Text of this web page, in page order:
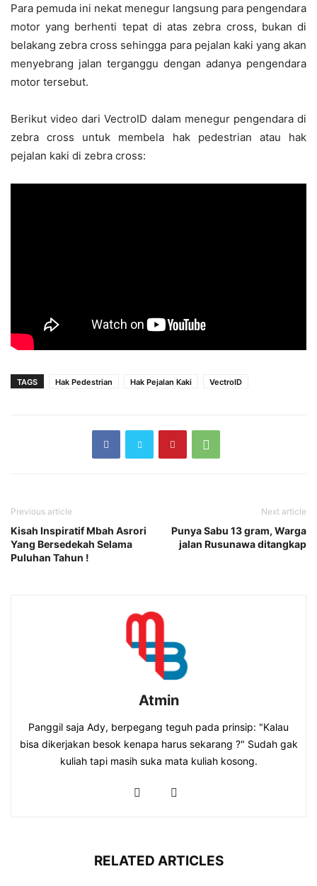
Para pemuda ini nekat menegur langsung para pengendara
motor yang berhenti tepat di atas zebra cross, bukan di
belakang zebra cross sehingga para pejalan kaki yang akan
menyebrang jalan terganggu dengan adanya pengendara
motor tersebut.
Berikut video dari VectroID dalam menegur pengendara di
zebra cross untuk membela hak pedestrian atau hak
pejalan kaki di zebra cross:
TAGS Hak Pedestrian Hak Pejalan Kaki VectroID
Previous article
Kisah Inspiratif Mbah Asrori
Yang Bersedekah Selama
Puluhan Tahun !
Next article
Punya Sabu 13 gram, Warga
jalan Rusunawa ditangkap
Atmin
Panggil saja Ady, berpegang teguh pada prinsip: "Kalau
bisa dikerjakan besok kenapa harus sekarang ?" Sudah gak
kuliah tapi masih suka mata kuliah kosong.
RELATED ARTICLES